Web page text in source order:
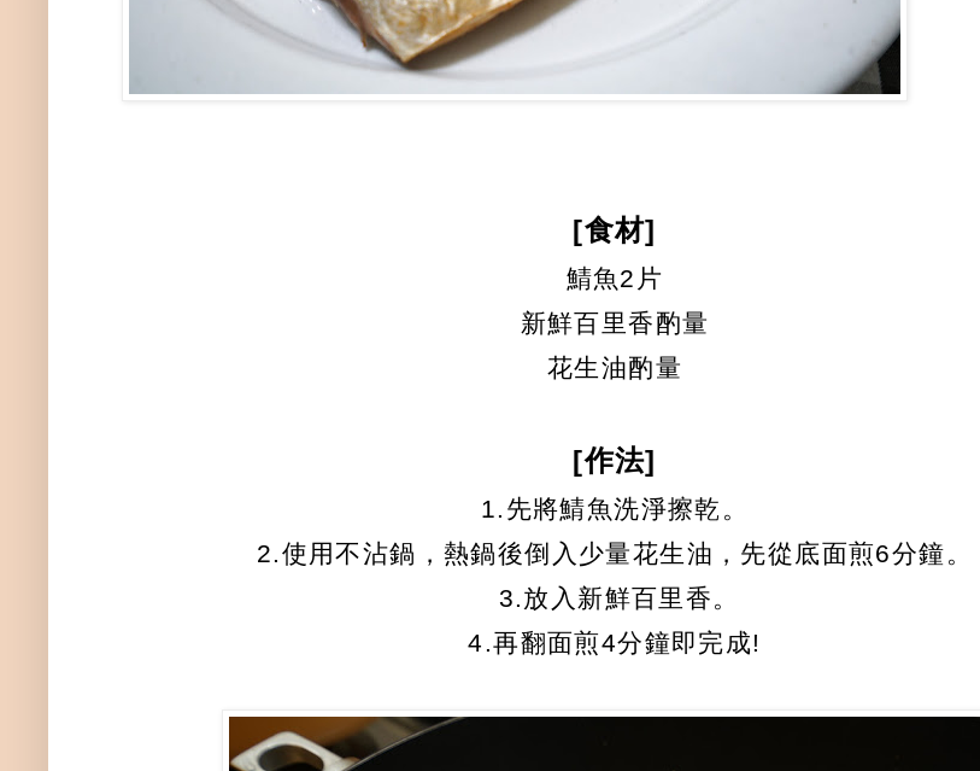
[食材]
鯖魚2片
新鮮百里香酌量
花生油酌量
[作法]
1.先將鯖魚洗淨擦乾。
2.使用不沾鍋，熱鍋後倒入少量花生油，先從底面煎6分鐘。
3.放入新鮮百里香。
4.再翻面煎4分鐘即完成!